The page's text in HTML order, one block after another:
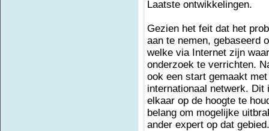
Laatste ontwikkelingen.
Gezien het feit dat het
aan te nemen, gebaseerd
welke via Internet zijn
onderzoek te verrichten.
ook een start gemaakt
internationaal netwerk.
elkaar op de hoogte te
belang om mogelijke
ander expert op dat gebied.